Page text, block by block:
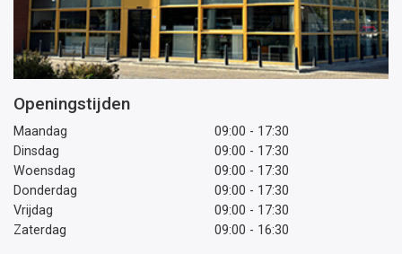
Openingstijden
Maandag
09:00 - 17:30
Dinsdag
09:00 - 17:30
Woensdag
09:00 - 17:30
Donderdag
09:00 - 17:30
Vrijdag
09:00 - 17:30
Zaterdag
09:00 - 16:30